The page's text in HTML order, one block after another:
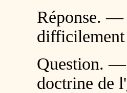
Réponse. —
difficilement
Question. —
doctrine de l'